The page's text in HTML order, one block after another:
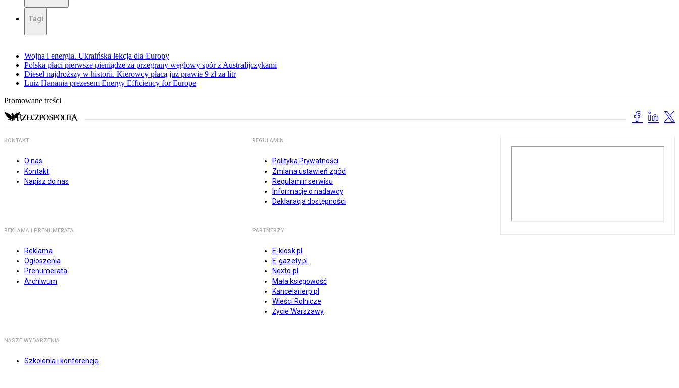
Tagi
Wojna i energia. Ukraińska lekcja dla Europy
Polska płaci pierwsze pieniądze za przegrany węglowy spór z Australijczykami
Diesel najdroższy w historii. Kierowcy płacą już prawie 9 zł za litr
Luiz Hanania prezesem Energy Efficiency for Europe
Promowane treści
KONTAKT
O nas
Kontakt
Napisz do nas
REGULAMIN
Polityka Prywatności
Zmiana ustawień zgód
Regulamin serwisu
Informacje o nadawcy
Deklaracja dostępności
REKLAMA I PRENUMERATA
Reklama
Ogłoszenia
Prenumerata
Archiwum
PARTNERZY
E-kiosk.pl
E-gazety.pl
Nexto.pl
Mała księgowość
Kancelarierp.pl
Wieści Rolnicze
Życie Warszawy
NASZE WYDARZENIA
Szkolenia i konferencje